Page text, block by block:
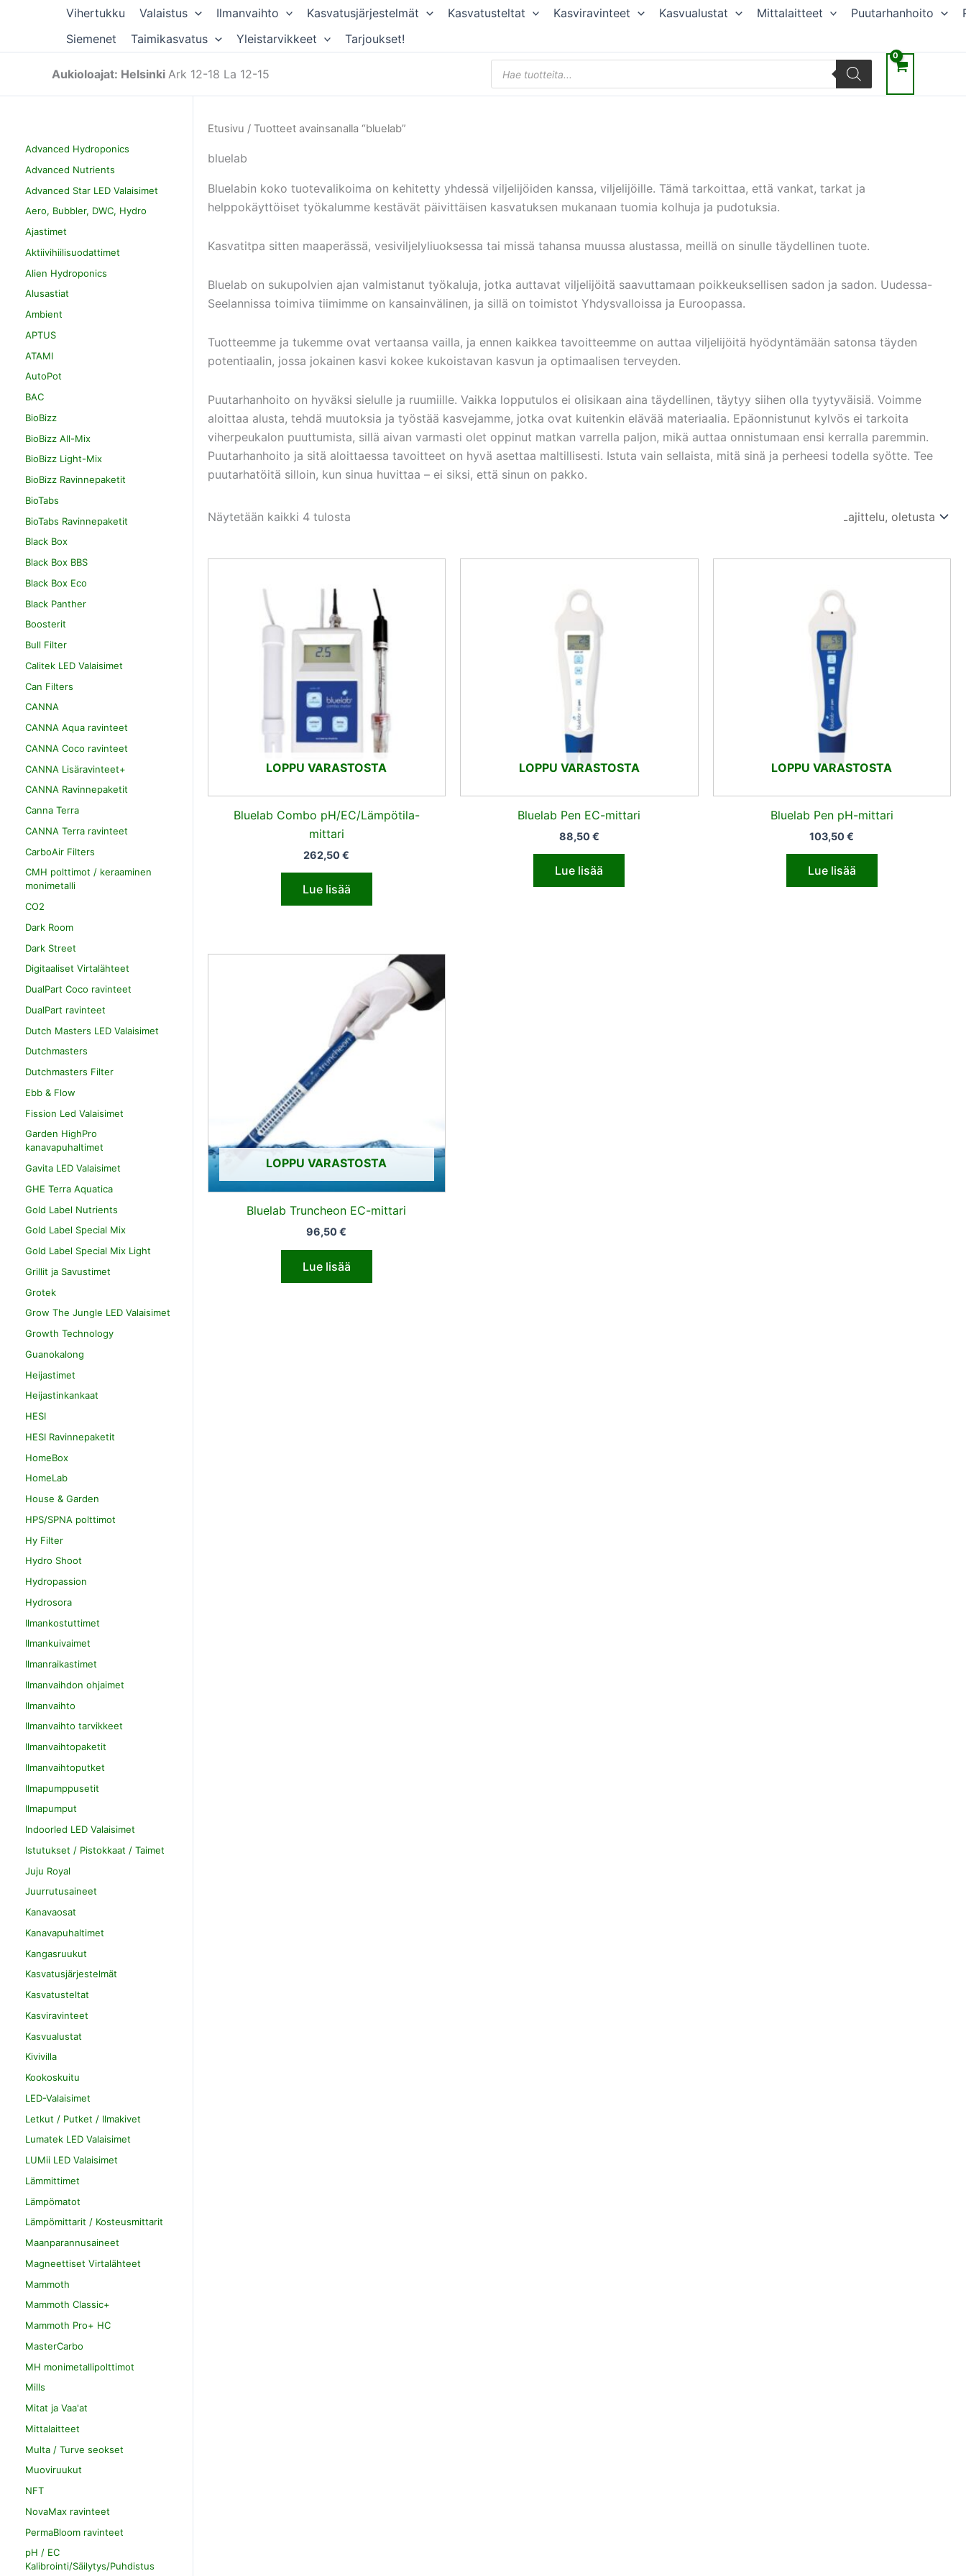
Vihertukku Valaistus Ilmanvaihto Kasvatusjärjestelmät Kasvatusteltat Kasviravinteet Kasvualustat Mittalaitteet Puutarhanhoito
Siemenet
Taimikasvatus Yleistarvikkeet Tarjoukset!
Aukioloajat: Helsinki Ark 12-18 La 12-15
Products
search
Advanced Hydroponics
Advanced Nutrients
Advanced Star LED Valaisimet
Aero, Bubbler, DWC, Hydro
Ajastimet
Aktiivihiilisuodattimet
Alien Hydroponics
Alusastiat
Ambient
APTUS
ATAMI
AutoPot
BAC
BioBizz
BioBizz All-Mix
BioBizz Light-Mix
BioBizz Ravinnepaketit
BioTabs
BioTabs Ravinnepaketit
Black Box
Black Box BBS
Black Box Eco
Black Panther
Boosterit
Bull Filter
Calitek LED Valaisimet
Can Filters
CANNA
CANNA Aqua ravinteet
CANNA Coco ravinteet
CANNA Lisäravinteet+
CANNA Ravinnepaketit
Canna Terra
CANNA Terra ravinteet
CarboAir Filters
CMH polttimot / keraaminen
monimetalli
CO2
Dark Room
Dark Street
Digitaaliset Virtalähteet
DualPart Coco ravinteet
DualPart ravinteet
Dutch Masters LED Valaisimet
Dutchmasters
Dutchmasters Filter
Ebb & Flow
Fission Led Valaisimet
Garden HighPro
kanavapuhaltimet
Gavita LED Valaisimet
GHE Terra Aquatica
Gold Label Nutrients
Gold Label Special Mix
Gold Label Special Mix Light
Grillit ja Savustimet
Grotek
Grow The Jungle LED Valaisimet
Growth Technology
Guanokalong
Heijastimet
Heijastinkankaat
HESI
HESI Ravinnepaketit
HomeBox
HomeLab
House & Garden
HPS/SPNA polttimot
Hy Filter
Hydro Shoot
Hydropassion
Hydrosora
Ilmankostuttimet
Ilmankuivaimet
Ilmanraikastimet
Ilmanvaihdon ohjaimet
Ilmanvaihto
Ilmanvaihto tarvikkeet
Ilmanvaihtopaketit
Ilmanvaihtoputket
Ilmapumppusetit
Ilmapumput
Indoorled LED Valaisimet
Istutukset / Pistokkaat / Taimet
Juju Royal
Juurrutusaineet
Kanavaosat
Kanavapuhaltimet
Kangasruukut
Kasvatusjärjestelmät
Kasvatusteltat
Kasviravinteet
Kasvualustat
Kivivilla
Kookoskuitu
LED-Valaisimet
Letkut / Putket / Ilmakivet
Lumatek LED Valaisimet
LUMii LED Valaisimet
Lämmittimet
Lämpömatot
Lämpömittarit / Kosteusmittarit
Maanparannusaineet
Magneettiset Virtalähteet
Mammoth
Mammoth Classic+
Mammoth Pro+ HC
MasterCarbo
MH monimetallipolttimot
Mills
Mitat ja Vaa'at
Mittalaitteet
Multa / Turve seokset
Muoviruukut
NFT
NovaMax ravinteet
PermaBloom ravinteet
pH / EC
Kalibrointi/Säilytys/Puhdistus
Etusivu / Tuotteet avainsanalla “bluelab”
bluelab
Bluelabin koko tuotevalikoima on kehitetty yhdessä viljelijöiden kanssa, viljelijöille. Tämä tarkoittaa, että vankat, tarkat ja
helppokäyttöiset työkalumme kestävät päivittäisen kasvatuksen mukanaan tuomia kolhuja ja pudotuksia.
Kasvatitpa sitten maaperässä, vesiviljelyliuoksessa tai missä tahansa muussa alustassa, meillä on sinulle täydellinen tuote.
Bluelab on sukupolvien ajan valmistanut työkaluja, jotka auttavat viljelijöitä saavuttamaan poikkeuksellisen sadon ja sadon. Uudessa-
Seelannissa toimiva tiimimme on kansainvälinen, ja sillä on toimistot Yhdysvalloissa ja Euroopassa.
Tuotteemme ja tukemme ovat vertaansa vailla, ja ennen kaikkea tavoitteemme on auttaa viljelijöitä hyödyntämään satonsa täyden
potentiaalin, jossa jokainen kasvi kokee kukoistavan kasvun ja optimaalisen terveyden.
Puutarhanhoito on hyväksi sielulle ja ruumiille. Vaikka lopputulos ei olisikaan aina täydellinen, täytyy siihen olla tyytyväisiä. Voimme
aloittaa alusta, tehdä muutoksia ja työstää kasvejamme, jotka ovat kuitenkin elävää materiaalia. Epäonnistunut kylvös ei tarkoita
viherpeukalon puuttumista, sillä aivan varmasti olet oppinut matkan varrella paljon, mikä auttaa onnistumaan ensi kerralla paremmin.
Puutarhanhoito ja sitä aloittaessa tavoitteet on hyvä asettaa maltillisesti. Istuta vain sellaista, mitä sinä ja perheesi todella syötte. Tee
puutarhatöitä silloin, kun sinua huvittaa – ei siksi, että sinun on pakko.
Näytetään kaikki 4 tulosta
LOPPU VARASTOSTA
Bluelab Combo pH/EC/Lämpötila-
mittari
262,50€
Lue lisää
LOPPU VARASTOSTA
Bluelab Pen EC-mittari
88,50€
Lue lisää
LOPPU VARASTOSTA
Bluelab Pen pH-mittari
103,50€
Lue lisää
LOPPU VARASTOSTA
Bluelab Truncheon EC-mittari
96,50€
Lue lisää